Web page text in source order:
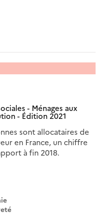
- Ménages aux
- Édition 2021
sont allocataires de
en France, un chiffre
à fin 2018.